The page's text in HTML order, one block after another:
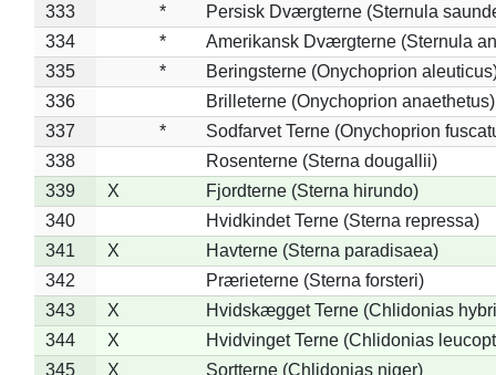
333
*
Persisk Dværgterne (Sternula
334
*
Amerikansk Dværgterne (Sternula
335
*
Beringsterne (Onychoprion
336
Brilleterne (Onychoprion anaethetus)
337
*
Sodfarvet Terne (Onychoprion
338
Rosenterne (Sterna dougallii)
339
X
Fjordterne (Sterna hirundo)
340
Hvidkindet Terne (Sterna repressa)
341
X
Havterne (Sterna paradisaea)
342
Prærieterne (Sterna forsteri)
343
X
Hvidskægget Terne (Chlidonias
344
X
Hvidvinget Terne (Chlidonias
345
X Sortterne (Chlidonias niger)